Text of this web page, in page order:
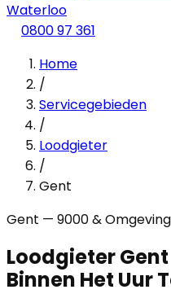
Waterloo
0800 97 361
Home
/
Servicegebieden
/
Loodgieter
/
Gent
Gent — 9000 & Omgeving
Loodgieter Gent
Binnen Het Uur